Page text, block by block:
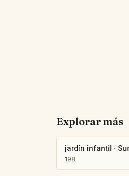
Explorar más
jardín infantil ·
198